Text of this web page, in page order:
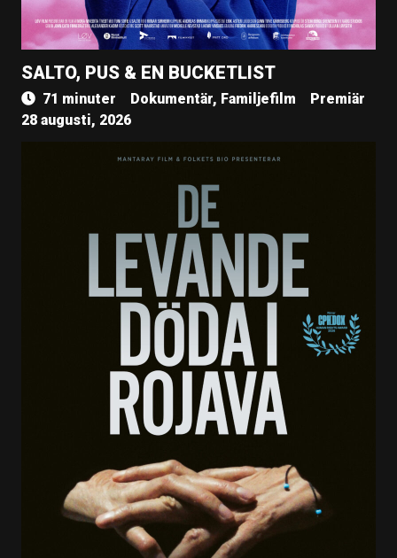
SALTO, PUS & EN BUCKETLIST
71 minuter Dokumentär, Familjefilm
Premiär
28 augusti, 2026